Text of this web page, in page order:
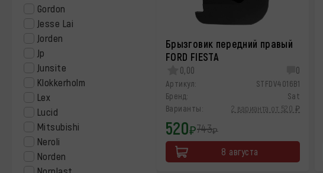
Gordon
Jesse Lai
Jorden
Jp
Junsite
Klokkerholm
Lex
Lucid
Mitsubishi
Neroli
Norden
Norplast
Брызговик передний правый
FORD FIESTA
0,00 0
Артикул:
STFDV4016B1
Бренд:
Sat
Варианты:
2 варианта от 520 ₽
520₽743₽
8 августа